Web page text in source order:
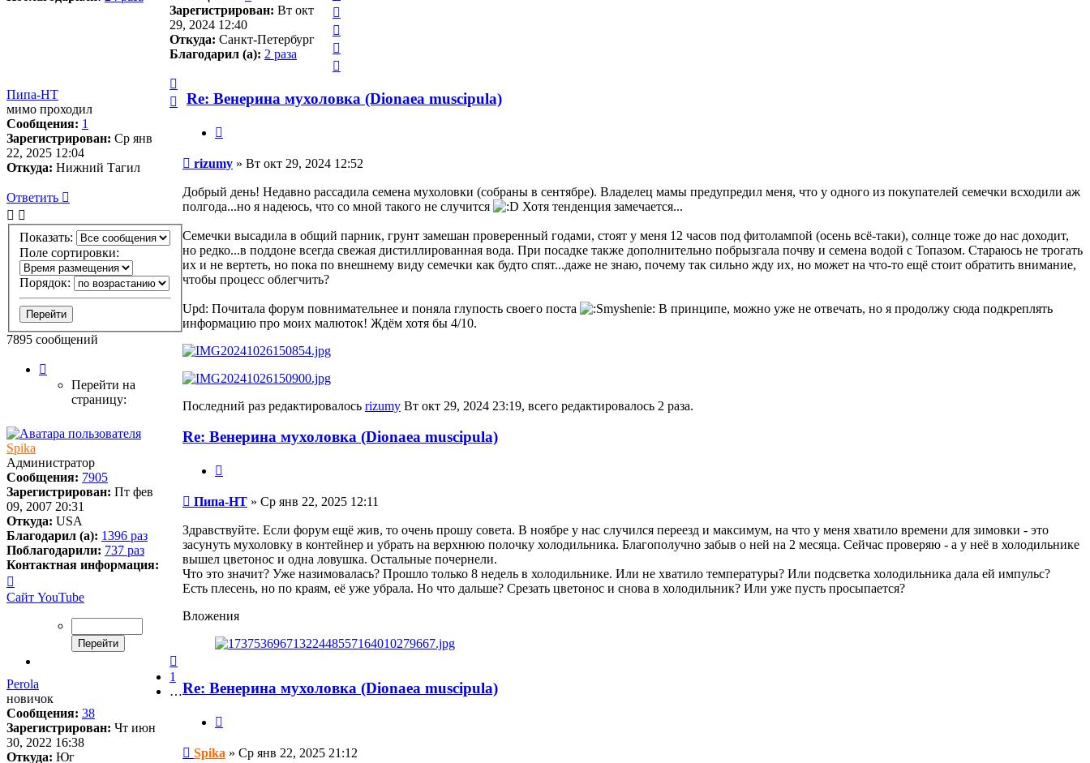
Зарегистрирован: Вт окт
29, 2024 12:40
Откуда: Санкт-Петербург
Благодарил (а): 2 раза
Re: Венерина мухоловка (Dionaea muscipula)
Сообщение
rizumy » Вт окт 29, 2024 12:52
Добрый день! Недавно рассадила семена мухоловки (собраны в сентябре). Владелец мамы предупредил меня, что у одного из покупателей семечки всходили аж
полгода...но я надеюсь, что со мной такого не случится
Хотя тенденция замечается...
Семечки высадила в общий парник, грунт замешан проверенный годами, стоят у меня 12 часов под фитолампой (осень всё-таки), солнце тоже до нас доходит,
но редко...в поддоне всегда свежая дистиллированная вода. При посадке также дополнительно побрызгала почву и семена водой с Топазом. Стараюсь не трогать
их и не вертеть, но пока по внешнему виду семечки как будто спят...даже не знаю, почему так сильно жду их, но может на что-то ещё стоит обратить внимание,
чтобы процесс облегчить?
Upd: Почитала форум повнимательнее и поняла глупость своего поста
В принципе, можно уже не отвечать, но я продолжу сюда подкреплять
информацию про моих малюток! Ждём хотя бы 4/10.
Последний раз редактировалось rizumy Вт окт 29, 2024 23:19, всего редактировалось 2 раза.
Пипа-НТ
мимо проходил
Сообщения: 1
Зарегистрирован: Ср янв
22, 2025 12:04
Откуда: Нижний Тагил
Re: Венерина мухоловка (Dionaea muscipula)
Сообщение
Пипа-НТ » Ср янв 22, 2025 12:11
Здравствуйте. Если форум ещё жив, то очень прошу совета. В ноябре у нас случился переезд и максимум, на что у меня хватило времени для зимовки - это
засунуть мухоловку в контейнер и убрать на верхнюю полочку холодильника. Благополучно забыв о ней на 2 месяца. Сейчас проверяю - а у неё в холодильнике
вышел цветонос и одна ловушка. Остальные почернели.
Что это значит? Уже назимовалась? Прошло только 8 недель в холодильнике. Или не хватило температуры? Или подсветка холодильника дала ей импульс?
Есть плесень, но по краям, её уже убрала. Но что дальше? Срезать цветонос и снова в холодильник? Или уже пусть просыпается?
Вложения
Spika
Администратор
Сообщения: 7905
Зарегистрирован: Пт фев
09, 2007 20:31
Откуда: USA
Благодарил (а): 1396 раз
Поблагодарили: 737 раз
Контактная информация:
информация
пользователя
Сайт YouTube
Re: Венерина мухоловка (Dionaea muscipula)
Сообщение
Spika » Ср янв 22, 2025 21:12
Perola
новичок
Сообщения: 38
Зарегистрирован: Чт июн
30, 2022 16:38
Откуда: Юг
началу
началу
началу
началу
началу
началу
началу
Вернуться
Ответить
Ответить
Показать:
Поле сортировки:
Порядок:
7895 сообщений
394
Перейти на
страницу:
1
…